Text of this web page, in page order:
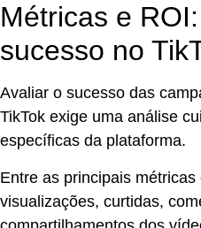
Métricas e
sucesso no
Avaliar o sucesso das
TikTok exige uma análise
específicas da plataforma.
Entre as principais
visualizações, curtidas,